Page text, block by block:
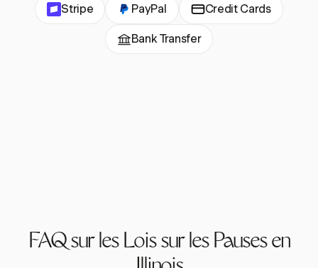
Stripe PayPal Credit Cards
Bank Transfer
FAQ sur les Lois sur les Pauses en